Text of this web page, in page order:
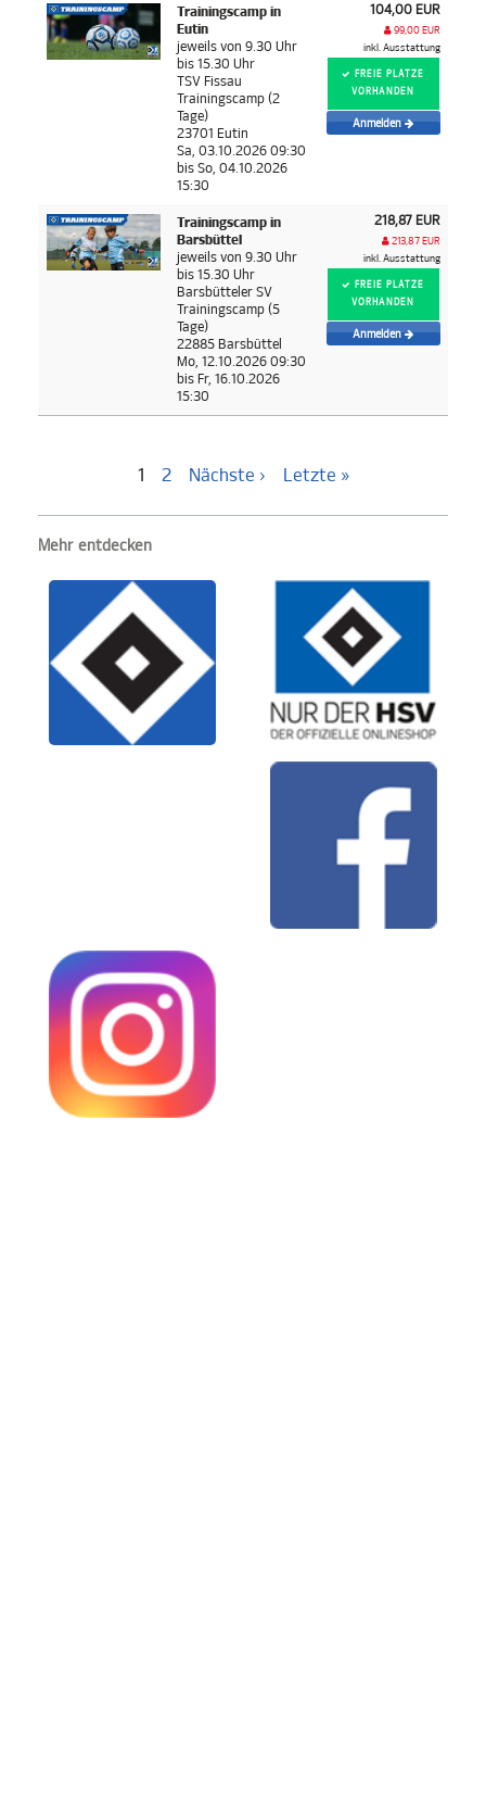
Trainingscamp in
Eutin
jeweils von 9.30 Uhr
bis 15.30 Uhr
TSV Fissau
Trainingscamp (2
Tage)
23701 Eutin
Sa, 03.10.2026 09:30
bis So, 04.10.2026
15:30
104,00 EUR
99,00 EUR
inkl. Ausstattung
FREIE PLÄTZE
VORHANDEN
Anmelden
Trainingscamp in
Barsbüttel
jeweils von 9.30 Uhr
bis 15.30 Uhr
Barsbütteler SV
Trainingscamp (5
Tage)
22885 Barsbüttel
Mo, 12.10.2026 09:30
bis Fr, 16.10.2026
15:30
218,87 EUR
213,87 EUR
inkl. Ausstattung
FREIE PLÄTZE
VORHANDEN
Anmelden
1 2 Nächste › Letzte »
Mehr entdecken